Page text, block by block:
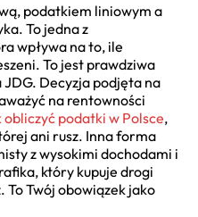
podatkiem liniowym a
To jedna z
wpływa na to, ile
To jest prawdziwa
Decyzja podjęta na
na rentowności
obliczyć podatki w Polsce,
ani rusz. Inna forma
z wysokimi dochodami i
który kupuje drogi
Twój obowiązek jako